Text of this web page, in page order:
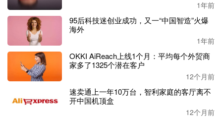
年至2024年 ，公司
142.51亿元、175.07亿元、247.10亿元
93.53亿元增长至2
47.10亿元，五年间营收规模扩大2.64倍，
净利润分别为 8.56亿元、9.82亿元、11.43亿元、
16.15亿元、21.14亿元，净利润规模扩大2.47倍，展现出强
1年前
95后科技迷创业成功，又一“中国智造”火爆
海外
1年前
OKKI AiReach上线1个月：平均每个外贸商
家多了1325个潜在客户
12个月前
速卖通上一年10万台，智利家庭的客厅离不
开中国机顶盒
12个月前